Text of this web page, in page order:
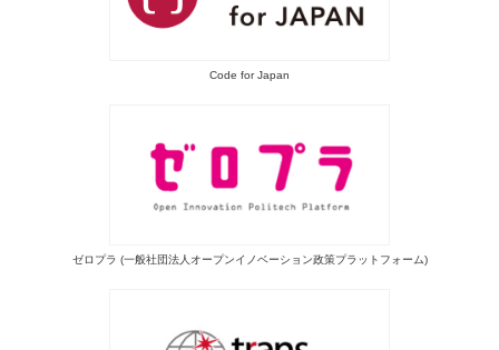
Code for Japan
ゼロプラ (一般社団法人オープンイノベーション政策プラットフォーム)